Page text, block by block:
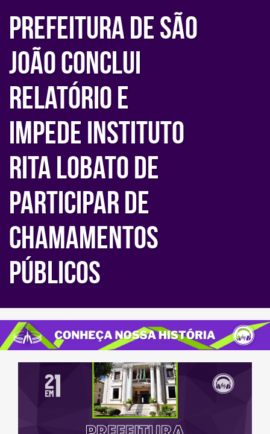
Prefeitura de São
João conclui
relatório e
impede Instituto
Rita Lobato de
participar de
chamamentos
públicos